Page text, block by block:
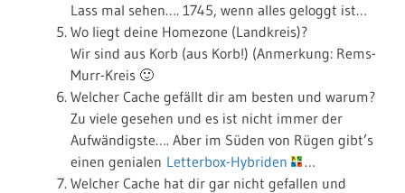
Lass mal sehen…. 1745, wenn alles geloggt ist…
Wo liegt deine Homezone (Landkreis)?
Wir sind aus Korb (aus Korb!) (Anmerkung: Rems-
Murr-Kreis 🙂
Welcher Cache gefällt dir am besten und warum?
Zu viele gesehen und es ist nicht immer der
Aufwändigste…. Aber im Süden von Rügen gibt’s
einen genialen Letterbox-Hybriden
…
Welcher Cache hat dir gar nicht gefallen und